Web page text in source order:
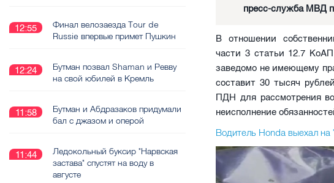
пресс-служба МВД
В отношении
части 3 статьи 12.7
заведомо не имеющему
составит 30 тысяч
ПДН для рассмотрения
неисполнение
Водитель Honda выехал на
12:55
Финал велозаезда Tour de
Russie впервые примет Пушкин
12:24
Бутман позвал Shaman и Ревву
на свой юбилей в Кремль
11:58
Бутман и Абдразаков придумали
бал с джазом и оперой
11:44
Ледокольный буксир "Нарвская
застава" спустят на воду в
августе